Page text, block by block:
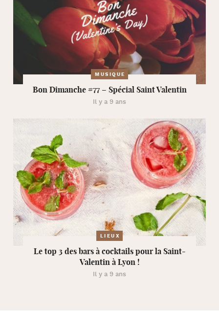
MUSIQUE
Bon Dimanche #77 – Spécial Saint Valentin
Il y a 9 ans
LIEUX
Le top 3 des bars à cocktails pour la Saint-
Valentin à Lyon !
Il y a 9 ans